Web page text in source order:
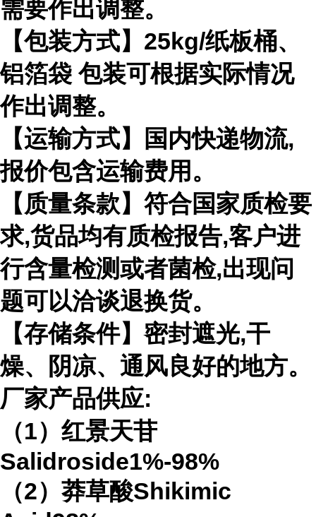
需要作出调整。
【包装方式】25kg/纸板桶、
铝箔袋 包装可根据实际情况
作出调整。
【运输方式】国内快递物流,
报价包含运输费用。
【质量条款】符合国家质检要
求,货品均有质检报告,客户进
行含量检测或者菌检,出现问
题可以洽谈退换货。
【存储条件】密封遮光,干
燥、阴凉、通风良好的地方。
厂家产品供应:
（1）红景天苷
Salidroside1%-98%
（2）莽草酸Shikimic